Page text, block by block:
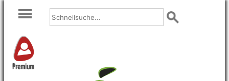
Premium